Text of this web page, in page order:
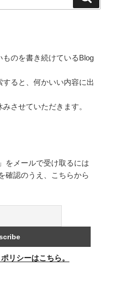
のを書き続けているBlog
ると、何かいい内容に出
させていただきます。
をメールで受け取るには
確認のうえ、こちらから
リシーはこちら。